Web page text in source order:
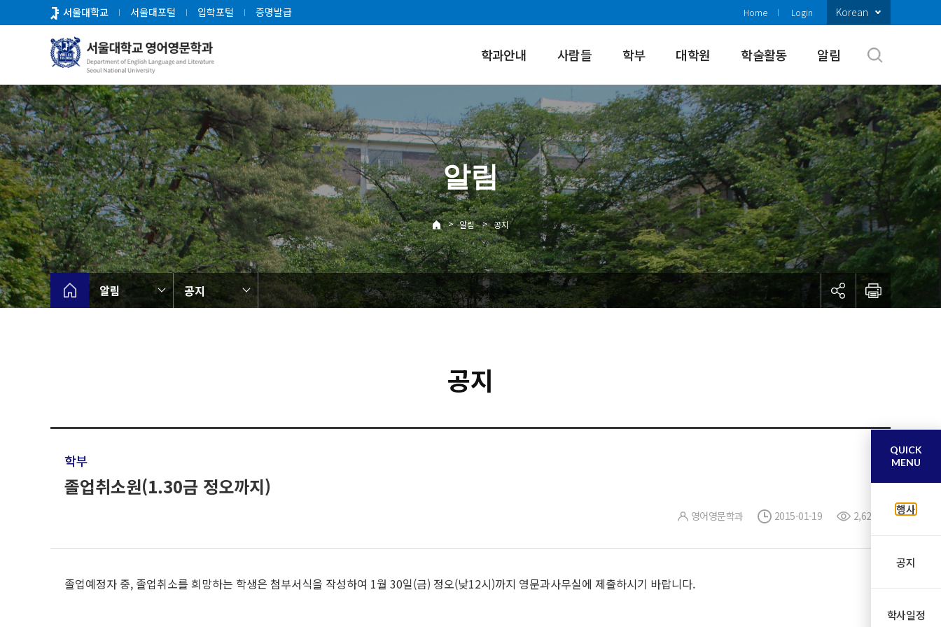
로
뉴
서울대학교 서울대포털 입학포털 증명발급 Home Login Korean
학과안내 사람들 학부 대학원 학술활동 알림
알림
> 알림 > 공지
알림 공지
공지
학부
졸업취소원(1.30금 정오까지)
영어영문학과 2015-01-19 2,627
졸업예정자 중, 졸업취소를 희망하는 학생은 첨부서식을 작성하여 1월 30일(금) 정오(낮12시)까지 영문과사무실에 제출하시기 바랍니다.
QUICK
MENU
행사
공지
학사일정